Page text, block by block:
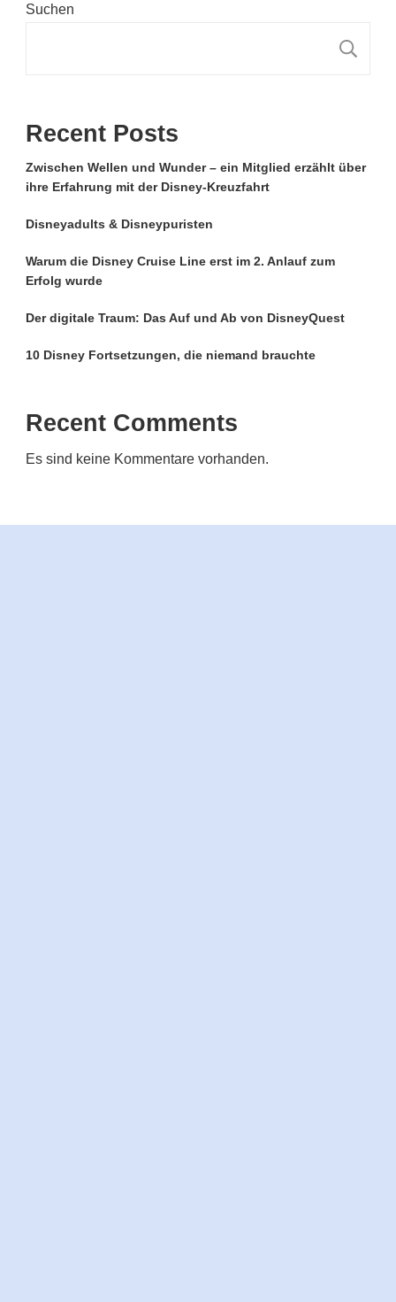
Suchen
Recent Posts
Zwischen Wellen und Wunder – ein Mitglied erzählt über
ihre Erfahrung mit der Disney-Kreuzfahrt
Disneyadults & Disneypuristen
Warum die Disney Cruise Line erst im 2. Anlauf zum
Erfolg wurde
Der digitale Traum: Das Auf und Ab von DisneyQuest
10 Disney Fortsetzungen, die niemand brauchte
Recent Comments
Es sind keine Kommentare vorhanden.